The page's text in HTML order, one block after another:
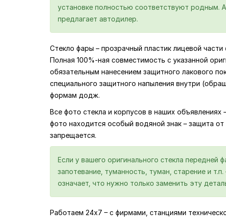
установке полностью соответствуют родным.
предлагает автодилер.
Стекло фары – прозрачный пластик лицевой
Полная 100%-ная совместимость с указанной
обязательным нанесением защитного лакового
специального защитного напыления внутри
формам додж.
Все фото стекла и корпусов в наших
фото находится особый водяной знак – защита
запрещается.
Если у вашего оригинального стекла
запотевание, туманность, туман, старение и
означает, что нужно только заменить эту
Работаем 24х7 – с фирмами, станциями